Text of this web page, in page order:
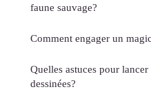
faune sauvage?
Comment engager un
Quelles astuces pour
dessinées?